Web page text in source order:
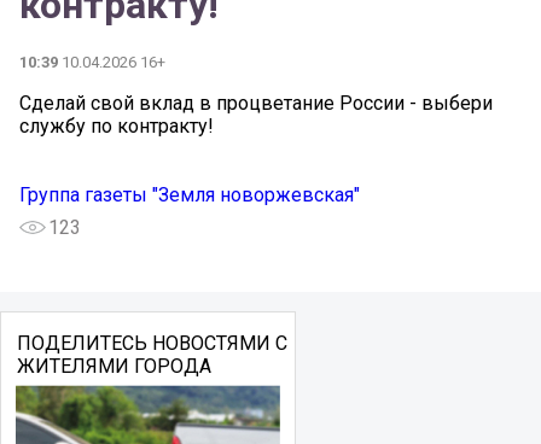
10:39 10.04.2026 16+
Сделай свой вклад в процветание России - выбери
службу по контракту!
Группа газеты "Земля новоржевская"
123
ПОДЕЛИТЕСЬ НОВОСТЯМИ С
ЖИТЕЛЯМИ ГОРОДА